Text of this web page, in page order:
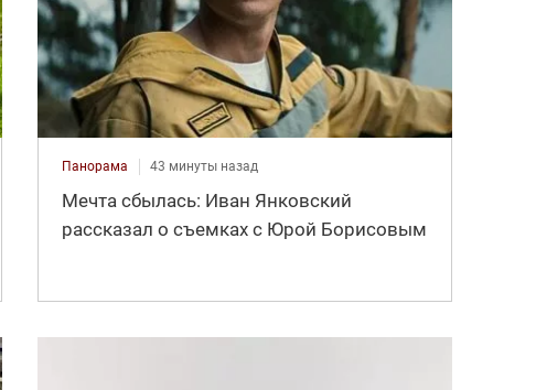
Панорама 43 минуты назад
Мечта сбылась: Иван Янковский
рассказал о съемках с Юрой Борисовым